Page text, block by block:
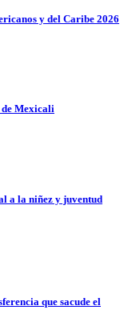
y del Caribe 2026
de Mexicali
a la niñez y juventud
que sacude el